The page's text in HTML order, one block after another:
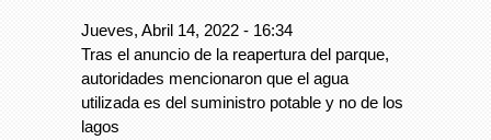
Jueves, Abril 14, 2022 - 16:34
Tras el anuncio de la reapertura del parque,
autoridades mencionaron que el agua
utilizada es del suministro potable y no de los
lagos